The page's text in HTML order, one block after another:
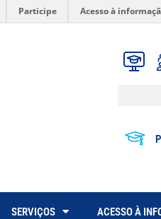
Participe Acesso à
SERVIÇOS ACESSO À